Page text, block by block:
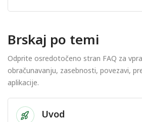
Brskaj po temi
Odprite osredotočeno stran FAQ za
obračunavanju, zasebnosti, povezavi,
aplikacije.
Uvod